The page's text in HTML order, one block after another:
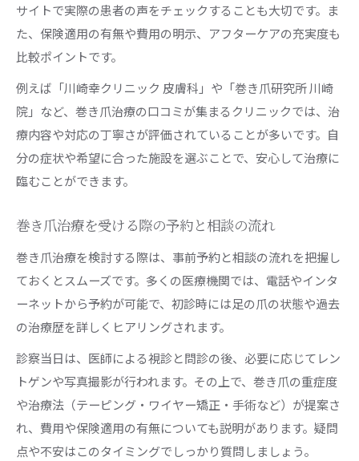
サイトで実際の患者の声をチェックすることも大切です。ま
た、保険適用の有無や費用の明示、アフターケアの充実度も
比較ポイントです。
例えば「川崎幸クリニック 皮膚科」や「巻き爪研究所 川崎
院」など、巻き爪治療の口コミが集まるクリニックでは、治
療内容や対応の丁寧さが評価されていることが多いです。自
分の症状や希望に合った施設を選ぶことで、安心して治療に
臨むことができます。
巻き爪治療を受ける際の予約と相談の流れ
巻き爪治療を検討する際は、事前予約と相談の流れを把握し
ておくとスムーズです。多くの医療機関では、電話やインタ
ーネットから予約が可能で、初診時には足の爪の状態や過去
の治療歴を詳しくヒアリングされます。
診察当日は、医師による視診と問診の後、必要に応じてレン
トゲンや写真撮影が行われます。その上で、巻き爪の重症度
や治療法（テーピング・ワイヤー矯正・手術など）が提案さ
れ、費用や保険適用の有無についても説明があります。疑問
点や不安はこのタイミングでしっかり質問しましょう。